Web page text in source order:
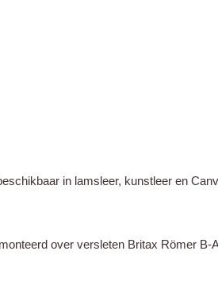
in lamsleer, kunstleer en
over versleten Britax Römer B-